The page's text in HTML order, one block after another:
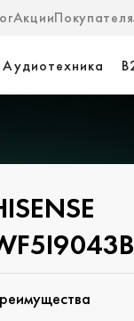
Акции
Аудиотехника